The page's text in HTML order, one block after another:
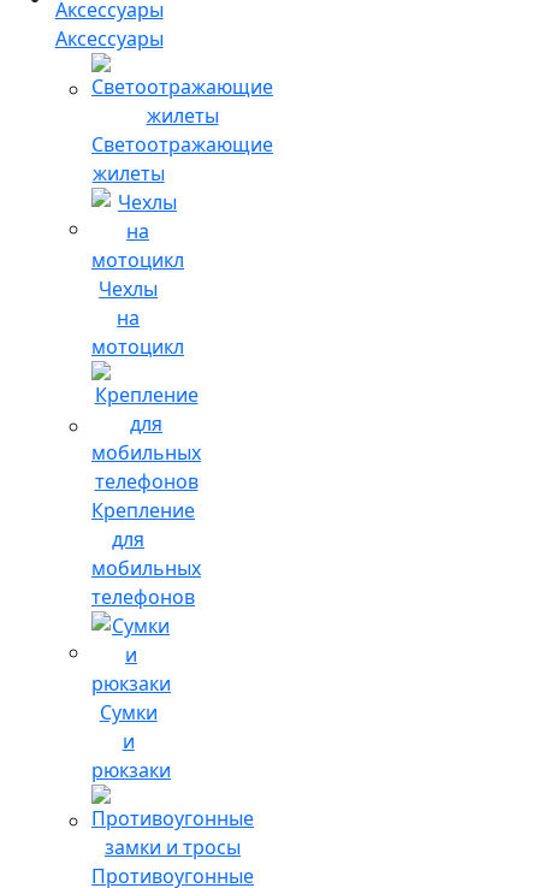
Аксессуары
Светоотражающие
жилеты
Чехлы
на
мотоцикл
Крепление
для
мобильных
телефонов
Сумки
и
рюкзаки
Противоугонные